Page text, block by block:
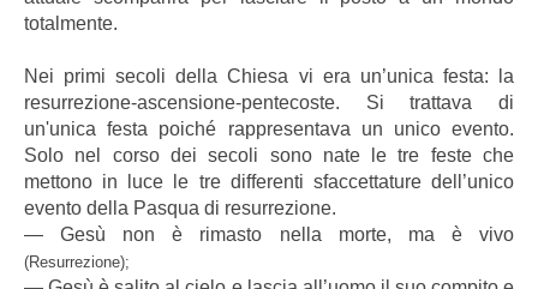
totalmente.
Nei primi secoli della Chiesa vi era un’unica festa: la
resurrezione-ascensione-pentecoste. Si trattava di
un'unica festa poiché rappresentava un unico evento.
Solo nel corso dei secoli sono nate le tre feste che
mettono in luce le tre differenti sfaccettature dell’unico
evento della Pasqua di resurrezione.
― Gesù non è rimasto nella morte, ma è vivo
(Resurrezione);